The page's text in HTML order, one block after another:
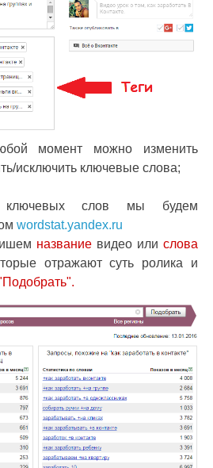
момент можно изменить
исключить ключевые слова;
ключевых слов мы будем
wordstat.yandex.ru
название видео или слова
отражают суть ролика и